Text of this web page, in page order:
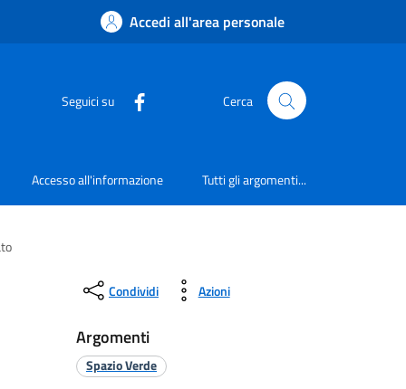
Accedi all'area personale
Seguici su Cerca
Accesso all'informazione Tutti gli argomenti...
Condividi Azioni
Argomenti
Spazio Verde